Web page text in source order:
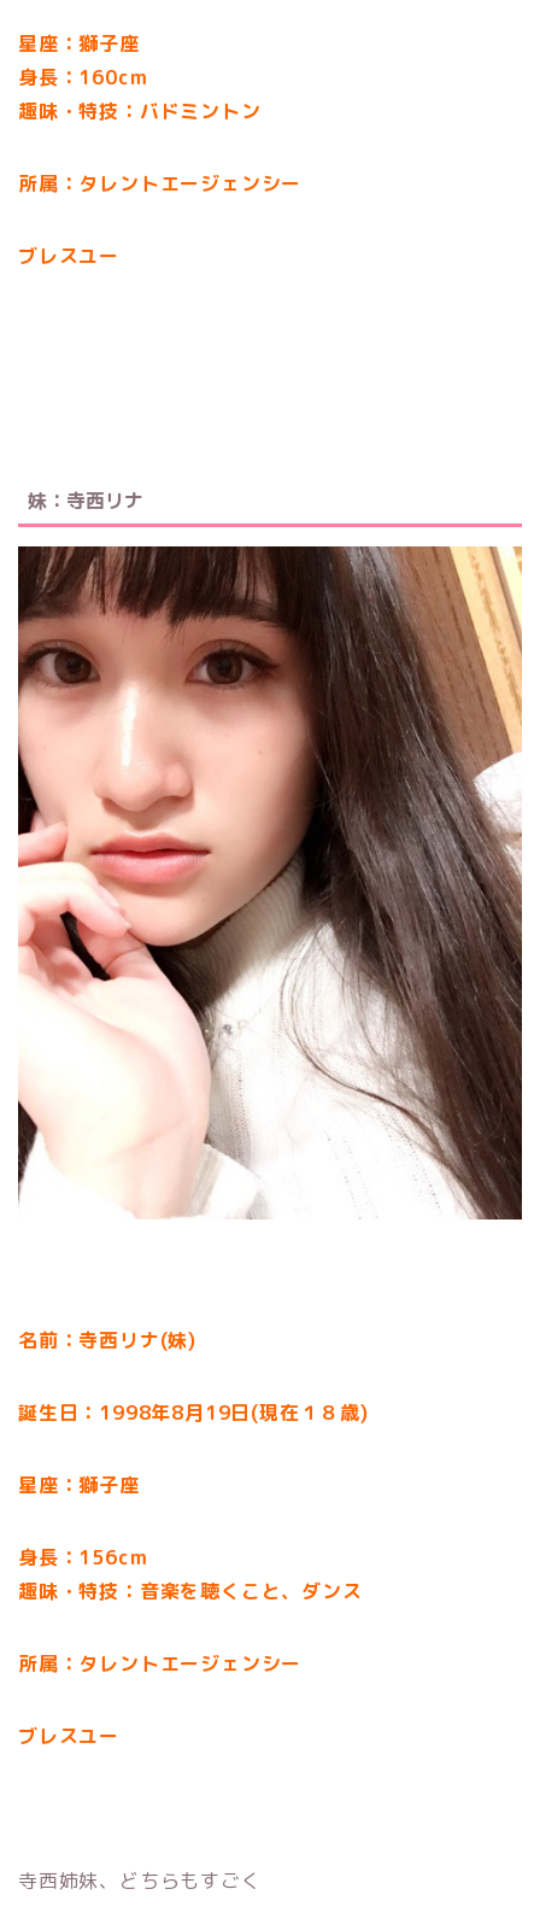
星座：獅子座
身長：160cm
趣味・特技：バドミントン
所属： タレントエージェンシー
ブレスユー
妹：寺西リナ
名前：寺西リナ(妹)
誕生日：1998年8月19日(現在１８歳)
星座：獅子座
身長：156cm
趣味・特技：音楽を聴くこと、ダンス
所属：タレントエージェンシー
ブレスユー
寺西姉妹、どちらもすごく